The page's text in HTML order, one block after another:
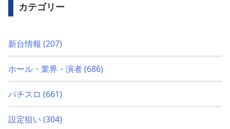
カテゴリー
新台情報 (207)
ホール・業界・演者(686)
パチスロ (661)
設定狙い (304)